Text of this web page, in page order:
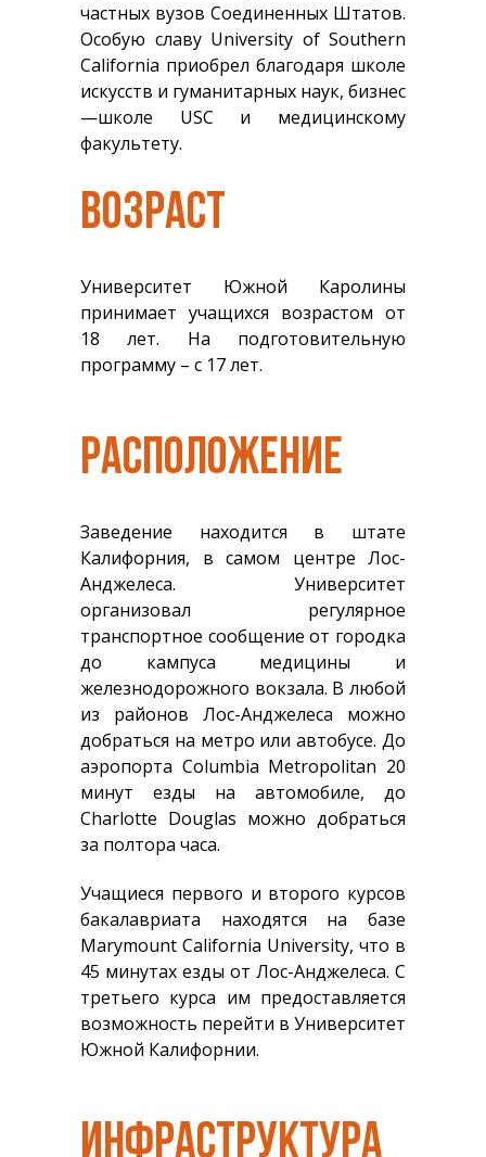
частных вузов Соединенных Штатов.
Особую славу University of Southern
California приобрел благодаря школе
искусств и гуманитарных наук, бизнес
—школе USC и медицинскому
факультету.
ВОЗРАСТ
Университет Южной Каролины
принимает учащихся возрастом от
18 лет. На подготовительную
программу – с 17 лет.
РАСПОЛОЖЕНИЕ
Заведение находится в штате
Калифорния, в самом центре Лос-
Анджелеса. Университет
организовал регулярное
транспортное сообщение от городка
до кампуса медицины и
железнодорожного вокзала. В любой
из районов Лос-Анджелеса можно
добраться на метро или автобусе. До
аэропорта Columbia Metropolitan 20
минут езды на автомобиле, до
Charlotte Douglas можно добраться
за полтора часа.
Учащиеся первого и второго курсов
бакалавриата находятся на базе
Marymount California University, что в
45 минутах езды от Лос-Анджелеса. С
третьего курса им предоставляется
возможность перейти в Университет
Южной Калифорнии.
ИНФРАСТРУКТУРА